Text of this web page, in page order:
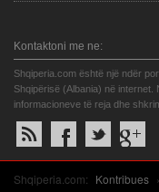
Kontaktoni me ne:
Shqiperia.com është një ndër
Shqipërisë (Albania) në
informacioneve të reja dhe
Shqiperia.com: Kontribues